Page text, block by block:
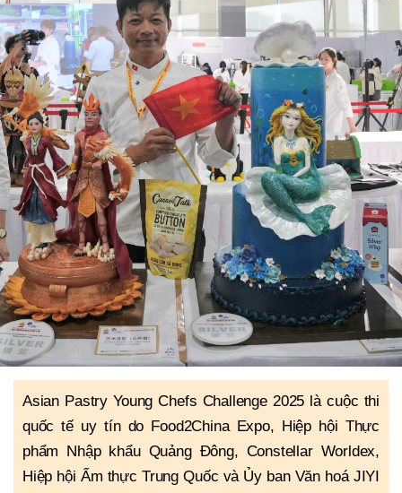
Asian Pastry Young Chefs Challenge 2025 là cuộc thi
quốc tế uy tín do Food2China Expo, Hiệp hội Thực
phẩm Nhập khẩu Quảng Đông, Constellar Worldex,
Hiệp hội Ẩm thực Trung Quốc và Ủy ban Văn hoá JIYI